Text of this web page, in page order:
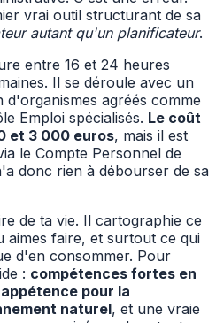
vrai outil structurant de sa
autant qu'un planificateur.
entre 16 et 24 heures
Il se déroule avec un
agréés comme
Emploi spécialisés. Le coût
et 3 000 euros, mais il est
le Compte Personnel de
donc rien à débourser de sa
de ta vie. Il cartographie ce
aimes faire, et surtout ce qui
d'en consommer. Pour
: compétences fortes en
pour la
naturel, et une vraie